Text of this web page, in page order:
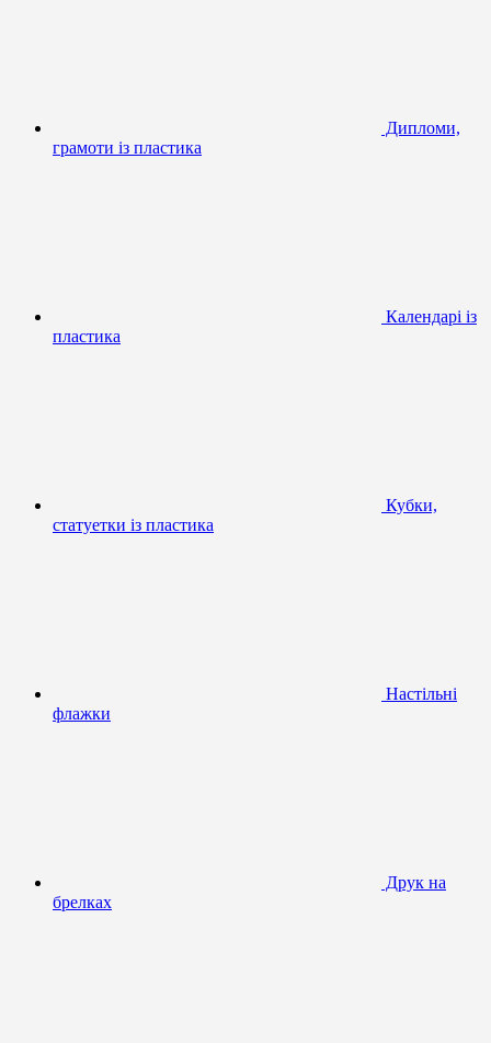
Дипломи,
грамоти із пластика
Календарі із
пластика
Кубки,
статуетки із пластика
Настільні
флажки
Друк на
брелках